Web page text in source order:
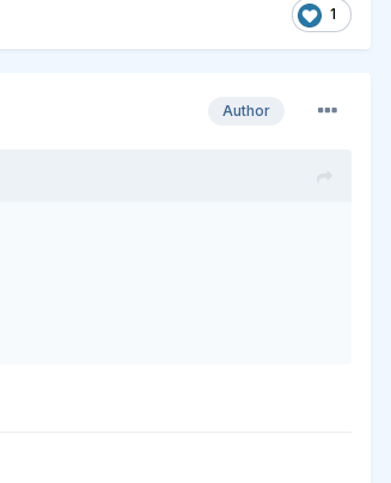
1
Author